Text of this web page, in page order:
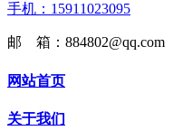
手机：15911023095
邮 箱：884802@qq.com
网站首页
关于我们